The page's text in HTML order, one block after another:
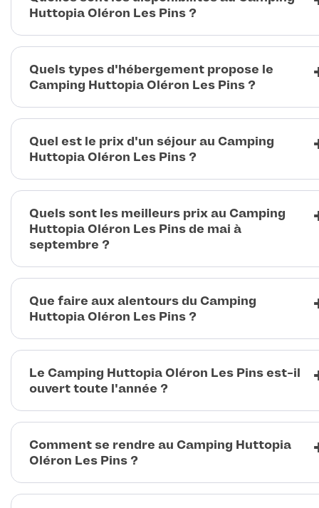
Huttopia Oléron Les Pins ?
Quels types d'hébergement propose le
Camping Huttopia Oléron Les Pins ?
Quel est le prix d'un séjour au Camping
Huttopia Oléron Les Pins ?
Quels sont les meilleurs prix au Camping
Huttopia Oléron Les Pins de mai à
septembre ?
Que faire aux alentours du Camping
Huttopia Oléron Les Pins ?
Le Camping Huttopia Oléron Les Pins est-il
ouvert toute l'année ?
Comment se rendre au Camping Huttopia
Oléron Les Pins ?